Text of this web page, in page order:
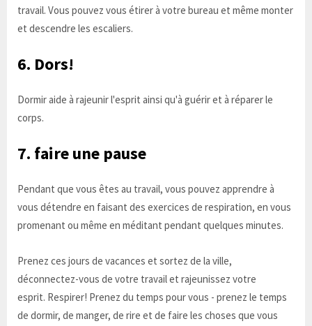
travail. Vous pouvez vous étirer à votre bureau et même monter
et descendre les escaliers.
6. Dors!
Dormir aide à rajeunir l'esprit ainsi qu'à guérir et à réparer le
corps.
7. faire une pause
Pendant que vous êtes au travail, vous pouvez apprendre à
vous détendre en faisant des exercices de respiration, en vous
promenant ou même en méditant pendant quelques minutes.
Prenez ces jours de vacances et sortez de la ville,
déconnectez-vous de votre travail et rajeunissez votre
esprit. Respirer! Prenez du temps pour vous - prenez le temps
de dormir, de manger, de rire et de faire les choses que vous